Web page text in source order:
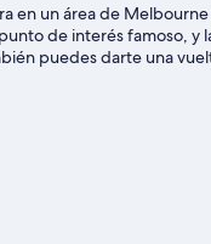
en un área de
de interés famoso, y
puedes darte una
actividades como